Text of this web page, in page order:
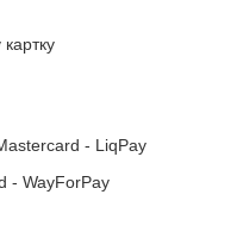
- LiqPay
- WayForPay